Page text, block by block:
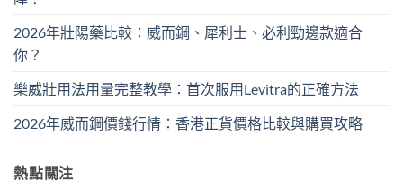
2026年壯陽藥比較：威而鋼、犀利士、必利勁邊款適合
你？
樂威壯用法用量完整教學：首次服用Levitra的正確方法
2026年威而鋼價錢行情：香港正貨價格比較與購買攻略
熱點關注